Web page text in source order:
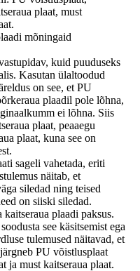
plaat, must
mõningaid
kuid puuduseks
Kasutan ülaltoodud
on see, et PU
plaadil pole lõhna,
ei lõhna. Siis
plaat, peaaegu
plaat, kuna see on
sageli vahetada, eriti
näitab, et
siledad ning teised
on siiski siledad.
plaadi paksus.
see käsitsemist ega
tulemused näitavad, et
PU võistlusplaat
ja must kaitseraua plaat.